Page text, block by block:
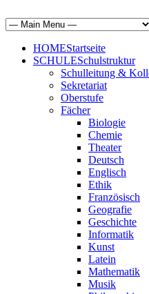
HOMEStartseite
SCHULESchulstruktur
Schulleitung &
Sekretariat
Oberstufe
Fächer
Biologie
Chemie
Theater
Deutsch
Englisch
Ethik
Französisch
Geografie
Geschichte
Informatik
Kunst
Latein
Mathematik
Musik